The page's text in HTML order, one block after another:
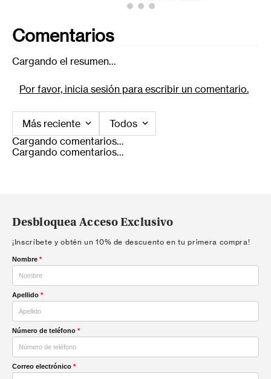
Comentarios
Cargando el resumen…
Por favor, inicia sesión para escribir un comentario.
Más reciente
Todos
Cargando comentarios…
Cargando comentarios…
Desbloquea Acceso Exclusivo
¡Inscríbete y obtén un 10% de descuento en tu primera compra!
Nombre *
Apellido *
Número de teléfono *
Correo electrónico *